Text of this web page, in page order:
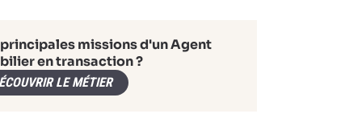
missions d'un Agent
en transaction ?
LE MÉTIER